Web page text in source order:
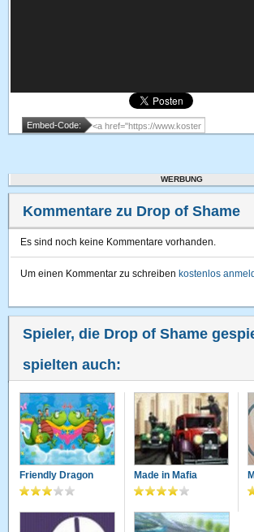
Embed-Code:
WERBUNG
Kommentare zu Drop of Shame
Es sind noch keine Kommentare vorhanden.
Um einen Kommentar zu schreiben kostenlos
Spieler, die Drop of Shame
spielten auch:
Friendly Dragon Made in Mafia